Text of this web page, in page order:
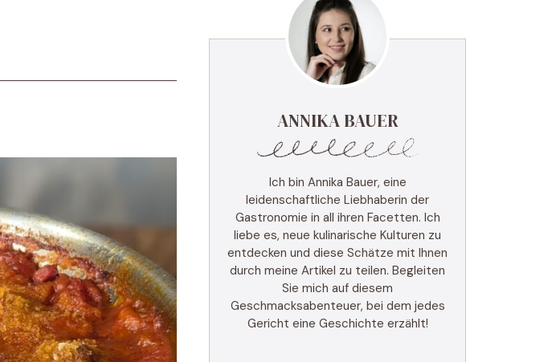
ANNIKA BAUER
Ich bin Annika Bauer, eine
leidenschaftliche Liebhaberin der
Gastronomie in all ihren Facetten. Ich
liebe es, neue kulinarische Kulturen zu
entdecken und diese Schätze mit Ihnen
durch meine Artikel zu teilen. Begleiten
Sie mich auf diesem
Geschmacksabenteuer, bei dem jedes
Gericht eine Geschichte erzählt!